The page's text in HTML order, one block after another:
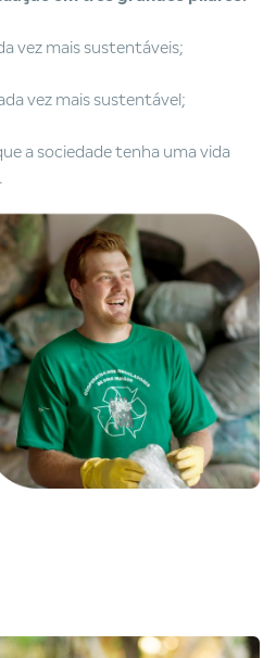
vez mais sustentáveis;
vez mais sustentável;
a sociedade tenha uma vida